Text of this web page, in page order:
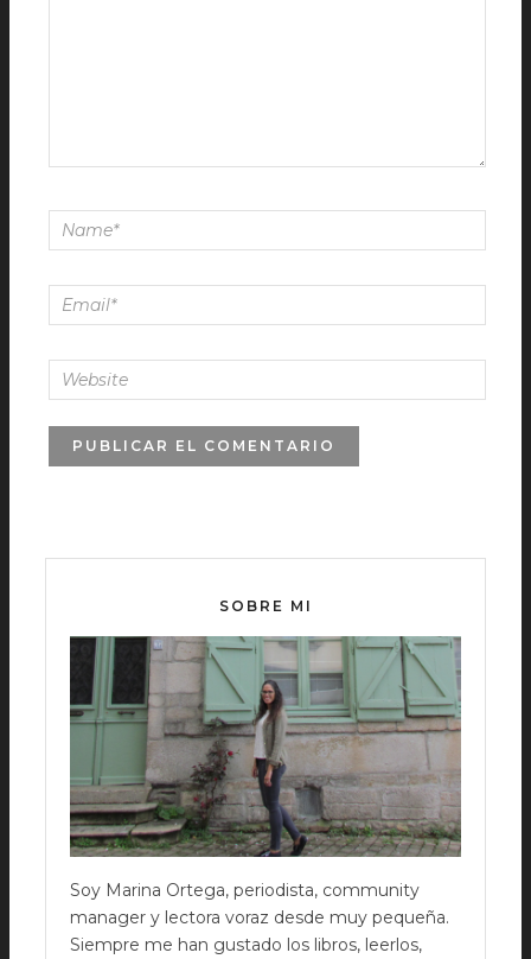
SOBRE MI
Soy Marina Ortega, periodista, community
manager y lectora voraz desde muy pequeña.
Siempre me han gustado los libros, leerlos,